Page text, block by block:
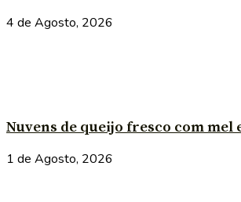
4 de Agosto, 2026
Nuvens de queijo fresco com mel
1 de Agosto, 2026